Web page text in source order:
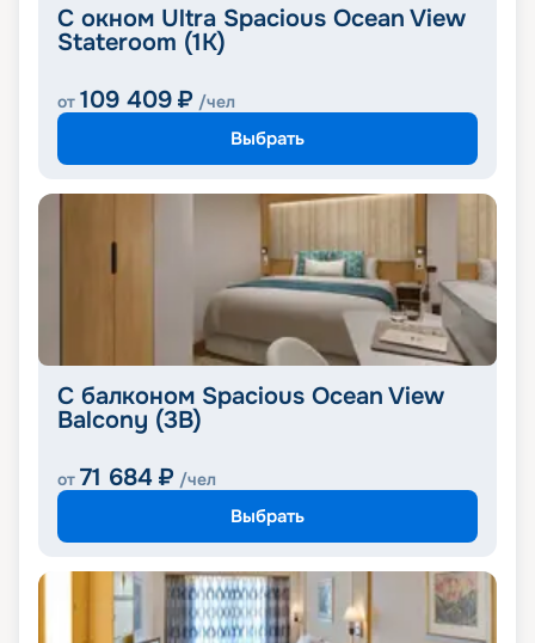
С окном Ultra Spacious Ocean View
Stateroom (1K)
от 109 409 ₽ /чел
Выбрать
С балконом Spacious Ocean View
Balcony (3B)
от 71 684 ₽ /чел
Выбрать